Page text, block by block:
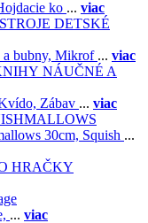
ko ... viac
DETSKÉ
bubny, Mikrof ... viac
NÁUČNÉ A
Zábav ... viac
30cm, Squish ...
HRAČKY
... viac